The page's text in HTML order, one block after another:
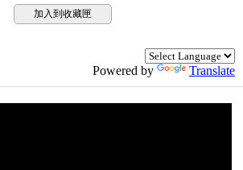
加入到收藏匣
Powered by Translate